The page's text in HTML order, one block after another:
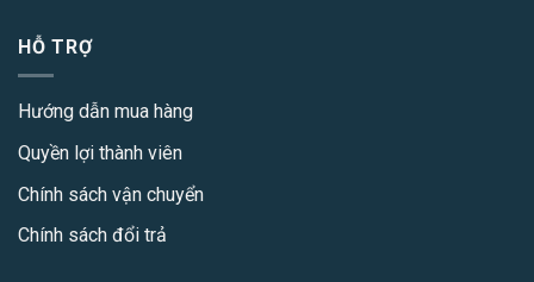
HỖ TRỢ
Hướng dẫn mua hàng
Quyền lợi thành viên
Chính sách vận chuyển
Chính sách đổi trả